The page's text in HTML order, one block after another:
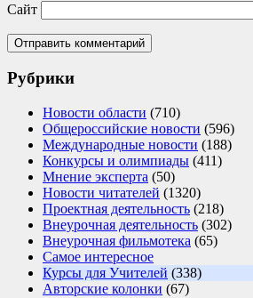
Сайт
Рубрики
Новости области (710)
Общероссийские новости (596)
Международные новости (188)
Конкурсы и олимпиады (411)
Мнение эксперта (50)
Новости читателей (1320)
Проектная деятельность (218)
Внеурочная деятельность (302)
Внеурочная фильмотека (65)
Самое интересное
Курсы для Учителей (338)
Авторские колонки (67)